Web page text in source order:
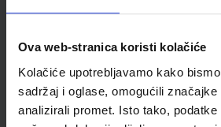
Ova web-stranica koristi kolačiće
Kolačiće upotrebljavamo kako
sadržaj i oglase, omogućili
analizirali promet. Isto tako, podatke
Omot PVC za školske
udžbenike;
431x304; tip 178